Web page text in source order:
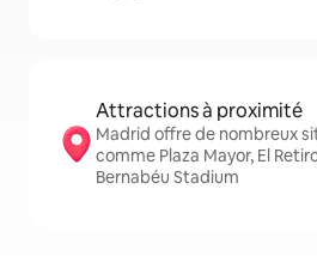
Attractions à proximité
Madrid offre de nombreux
comme Plaza Mayor, El
Bernabéu Stadium